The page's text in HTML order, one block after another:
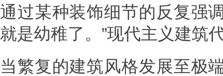
通过某种装饰细节的反复强
就是幼稚了。”现代主义建筑
当繁复的建筑风格发展至极